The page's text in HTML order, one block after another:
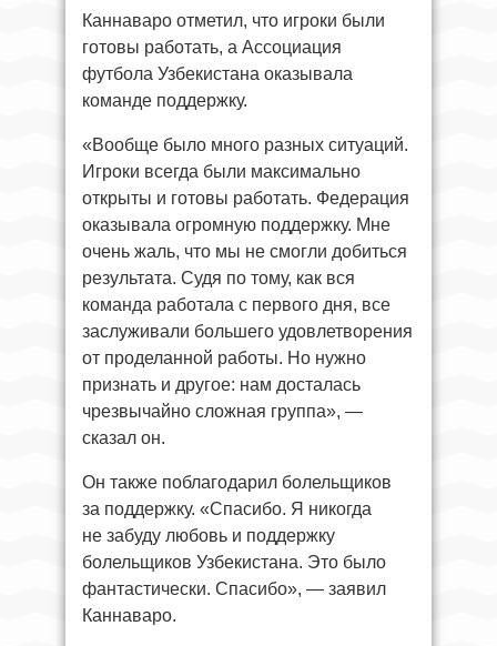
Каннаваро отметил, что игроки были
готовы работать, а Ассоциация
футбола Узбекистана оказывала
команде поддержку.
«Вообще было много разных ситуаций.
Игроки всегда были максимально
открыты и готовы работать. Федерация
оказывала огромную поддержку. Мне
очень жаль, что мы не смогли добиться
результата. Судя по тому, как вся
команда работала с первого дня, все
заслуживали большего удовлетворения
от проделанной работы. Но нужно
признать и другое: нам досталась
чрезвычайно сложная группа», —
сказал он.
Он также поблагодарил болельщиков
за поддержку. «Спасибо. Я никогда
не забуду любовь и поддержку
болельщиков Узбекистана. Это было
фантастически. Спасибо», — заявил
Каннаваро.